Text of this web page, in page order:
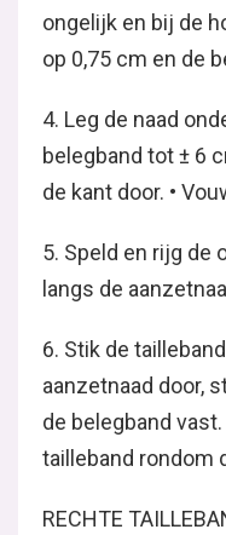
ongelijk en bij de
op 0,75 cm en de
4. Leg de naad
belegband tot ± 6
de kant door. •
5. Speld en rijg de
langs de
6. Stik de
aanzetnaad door,
de belegband
tailleband rondom
RECHTE